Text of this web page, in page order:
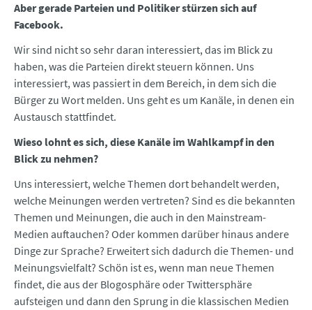
Aber gerade Parteien und Politiker stürzen sich auf
Facebook.
Wir sind nicht so sehr daran interessiert, das im Blick zu
haben, was die Parteien direkt steuern können. Uns
interessiert, was passiert in dem Bereich, in dem sich die
Bürger zu Wort melden. Uns geht es um Kanäle, in denen ein
Austausch stattfindet.
Wieso lohnt es sich, diese Kanäle im Wahlkampf in den
Blick zu nehmen?
Uns interessiert, welche Themen dort behandelt werden,
welche Meinungen werden vertreten? Sind es die bekannten
Themen und Meinungen, die auch in den Mainstream-
Medien auftauchen? Oder kommen darüber hinaus andere
Dinge zur Sprache? Erweitert sich dadurch die Themen- und
Meinungsvielfalt? Schön ist es, wenn man neue Themen
findet, die aus der Blogosphäre oder Twittersphäre
aufsteigen und dann den Sprung in die klassischen Medien